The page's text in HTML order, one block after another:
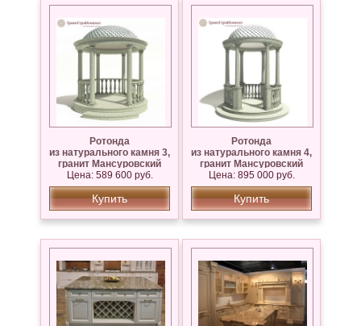
Ротонда
из натурального камня 3,
гранит Мансуровский
Цена: 589 600 руб.
Купить
Ротонда
из натурального камня 4,
гранит Мансуровский
Цена: 895 000 руб.
Купить